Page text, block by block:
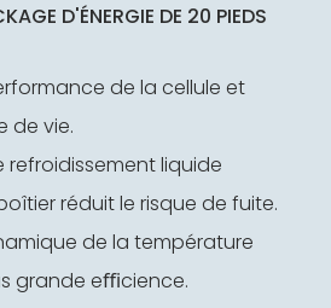
D'ÉNERGIE DE 20 PIEDS
de la cellule et
de vie.
refroidissement liquide
réduit le risque de fuite.
de la température
grande eﬃcience.